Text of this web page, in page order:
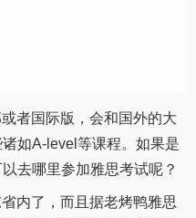
者国际版，会和国外的大
如A-level等课程。如果是
去哪里参加雅思考试呢？
内了，而且据老烤鸭雅思